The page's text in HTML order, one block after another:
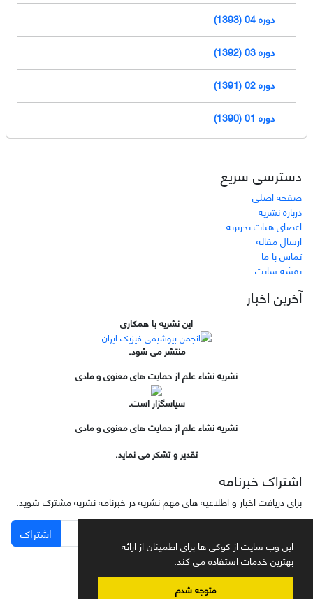
این وب سایت از کوکی ها برای اطمینان از ارائه
بهترین خدمات استفاده می کند.
متوجه شدم
دوره 04 (1393)
دوره 03 (1392)
دوره 02 (1391)
دوره 01 (1390)
دسترسی سریع
صفحه اصلی
درباره نشریه
اعضای هیات تحریریه
ارسال مقاله
تماس با ما
نقشه سایت
آخرین اخبار
این نشریه با همکاری
منتشر می شود.
نشریه نشاء علم از حمایت های معنوی و مادی
سپاسگزار است.
نشریه نشاء علم از حمایت های معنوی و مادی
تقدیر و تشکر می نماید.
اشتراک خبرنامه
برای دریافت اخبار و اطلاعیه های مهم نشریه در خبرنامه نشریه مشترک شوید.
اشتراک